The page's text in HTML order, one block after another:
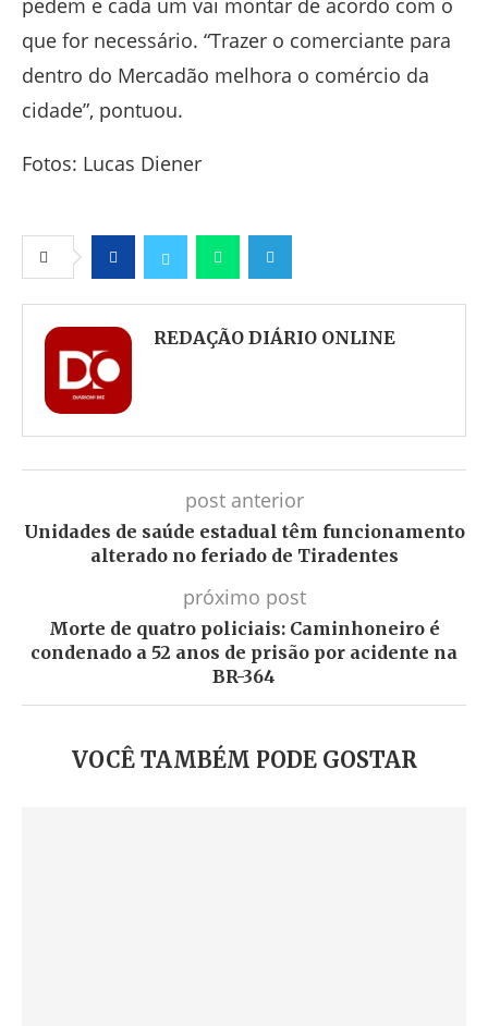
pedem e cada um vai montar de acordo com o
que for necessário. “Trazer o comerciante para
dentro do Mercadão melhora o comércio da
cidade”, pontuou.
Fotos: Lucas Diener
FacebookTwitter WhatsappTelegram
REDAÇÃO DIÁRIO ONLINE
post anterior
Unidades de saúde estadual têm funcionamento
alterado no feriado de Tiradentes
próximo post
Morte de quatro policiais: Caminhoneiro é
condenado a 52 anos de prisão por acidente na
BR-364
VOCÊ TAMBÉM PODE GOSTAR